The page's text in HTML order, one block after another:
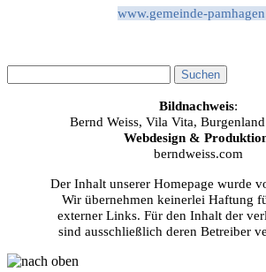
www.gemeinde-
Bildnachweis:
Bernd Weiss, Vila Vita,
Webdesign &
berndweiss.com
Der Inhalt unserer Homepage wurde
Wir übernehmen keinerlei Haftung
externer Links. Für den Inhalt der
sind ausschließlich deren Betreiber